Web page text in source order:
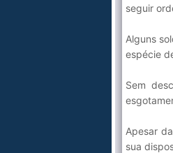
seguir
Alguns
espécie
Sem
Apesar
sua